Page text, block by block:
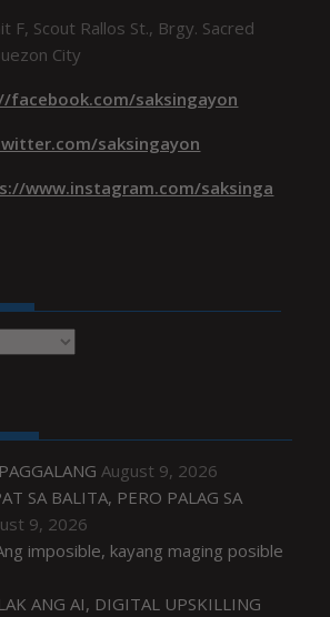
F, Scout Rallos St., Brgy. Sacred
City
facebook.com/saksingayon
saksingayon
www.instagram.com/saksinga
August 9, 2026
SA BALITA, PERO PALAG SA
9, 2026
imposible, kayang maging posible
ANG AI, DIGITAL UPSKILLING